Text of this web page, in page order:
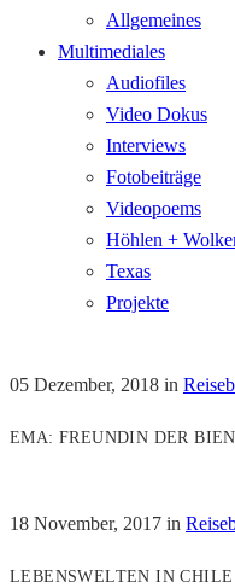
Allgemeines
Multimediales
Audiofiles
Video Dokus
Interviews
Fotobeiträge
Videopoems
Höhlen +
Texas
Projekte
05 Dezember, 2018 in
EMA: FREUNDIN DER
18 November, 2017 in
LEBENSWELTEN IN CHILE